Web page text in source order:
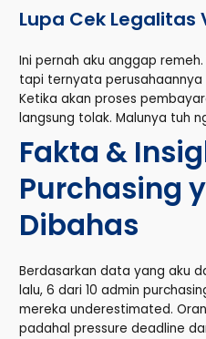
Lupa Cek Legalitas
Ini pernah aku anggap
tapi ternyata
Ketika akan proses
langsung tolak. Malunya tuh
Fakta &
Purchasing
Dibahas
Berdasarkan data yang aku
lalu, 6 dari 10 admin
mereka underestimated.
padahal pressure deadline